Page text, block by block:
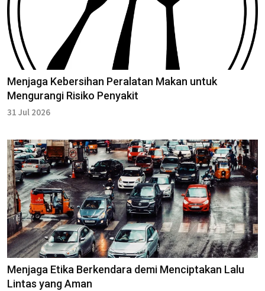
Menjaga Kebersihan Peralatan Makan untuk
Mengurangi Risiko Penyakit
31 Jul 2026
Menjaga Etika Berkendara demi Menciptakan Lalu
Lintas yang Aman